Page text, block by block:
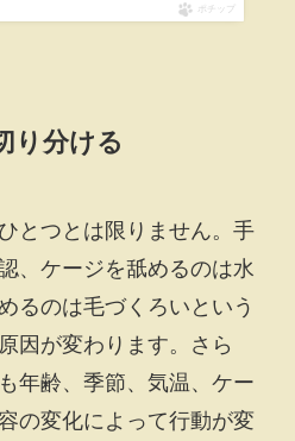
ポチップ
り分ける
とつとは限りません。手
、ケージを舐めるのは水
るのは毛づくろいという
因が変わります。さら
年齢、季節、気温、ケー
の変化によって行動が変